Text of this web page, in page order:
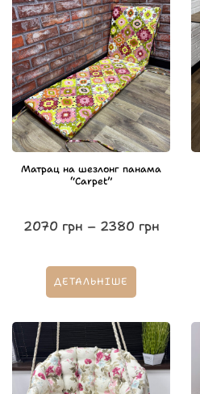
Матрац на шезлонг панама
“Carpet”
2070 грн – 2380 грн
ДЕТАЛЬНІШЕ